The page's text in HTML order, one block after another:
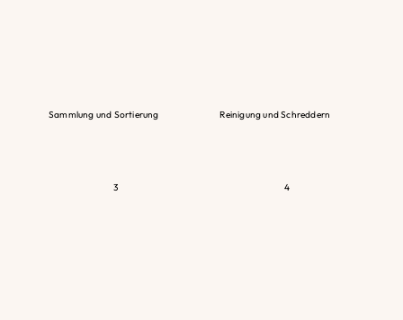
Sammlung und Sortierung Reinigung und Schreddern
3 4